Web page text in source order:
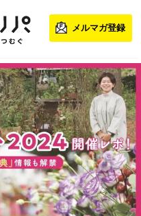
メルマガ登録